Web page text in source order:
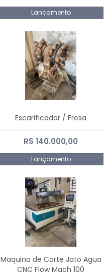
Lançamento
Escarificador / Fresa
R$ 140.000,00
Lançamento
Maquina de Corte Jato Agua
CNC Flow Mach 100